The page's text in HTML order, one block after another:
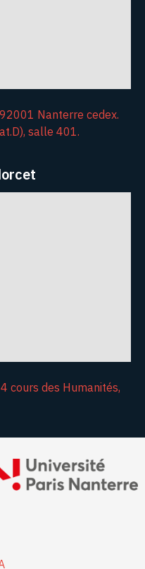
Nanterre cedex.
salle 401.
cours des Humanités,